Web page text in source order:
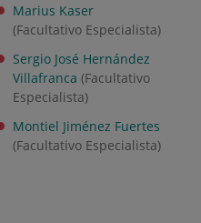
Marius Kaser
(Facultativo Especialista)
Sergio José Hernández
Villafranca (Facultativo
Especialista)
Montiel Jiménez Fuertes
(Facultativo Especialista)